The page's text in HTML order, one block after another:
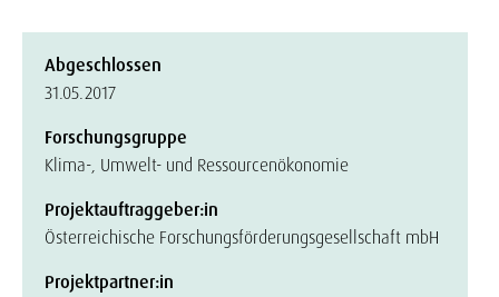
Abgeschlossen
31.05.2017
Forschungsgruppe
Klima-, Umwelt- und Ressourcenökonomie
Projektauftraggeber:in
Österreichische Forschungsförderungsgesellschaft mbH
Projektpartner:in